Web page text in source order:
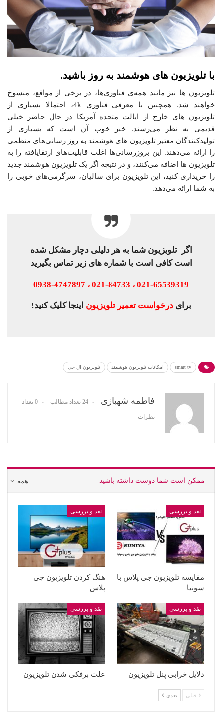
با تلویزیون های هوشمند به روز باشید.
تلویزیون ها نیز مانند همه‌ی فناوری‌ها، در برخی از مواقع، منسوخ
خواهند شد. همچنین با معرفی فناوری 4k، احتمالا بسیاری از
تلویزیون های خارج از ایالت متحده آمریکا در حال حاضر خیلی
قدیمی به نظر می‌رسند. خبر خوب آن است که بسیاری از
تولیدکنندگان معتبر تلویزیون های هوشمند به‌ روز رسانی‌های منظمی
را ارائه می‌دهند. این بروزرسانی‌ها اغلب قابلیت‌های ارتقایافته را به
تلویزیون ها اضافه می‌کنند، و در نتیجه اگر یک تلویزیون هوشمند جدید
را خریداری کنید، این تلویزیون برای سالیان، سرگرمی‌های خوبی را
به شما ارائه می‌دهد.
اگر تلویزیون شما به هر دلیلی دچار مشکل شده
است کافی است با شماره های زیر تماس بگیرید
021-65539319 ، 021-84733 ، 0938-4747897
برایدرخواست تعمیر تلویزیون اینجا کلیک کنید!
smart tv امکانات تلویزیون هوشمند تلویزیون ال جی
فاطمه شهبازی 24 تعداد مطالب 0 تعداد
نظرات
همه ممکن است شما دوست داشته باشید
نقد و بررسی
مقایسه تلویزیون جی پلاس با
سونیا
نقد و بررسی
هنگ کردن تلویزیون جی
پلاس
نقد و بررسی
دلایل خرابی پنل تلویزیون
نقد و بررسی
علت برفکی شدن تلویزیون
قبلی بعدی